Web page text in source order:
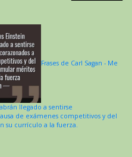
Frases de Carl Sagan - Me
llegado a sentirse
de exámenes competitivos y del
su currículo a la fuerza.